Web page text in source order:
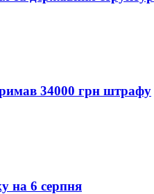
34000 грн штрафу
на 6 серпня